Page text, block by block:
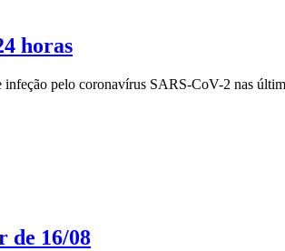
horas
pelo coronavírus SARS-CoV-2 nas
de 16/08